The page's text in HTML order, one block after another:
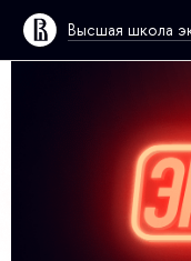
Высшая школа